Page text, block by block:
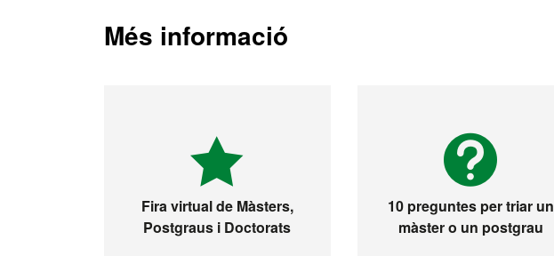
Més informació
Fira virtual de Màsters,
Postgraus i Doctorats
10 preguntes per triar un
màster o un postgrau